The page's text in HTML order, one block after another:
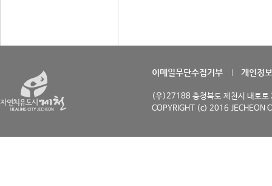
이메일무단수집거부 개인정
(우)27188 충청북도 제천시 내토
COPYRIGHT (c) 2016 JECHEON